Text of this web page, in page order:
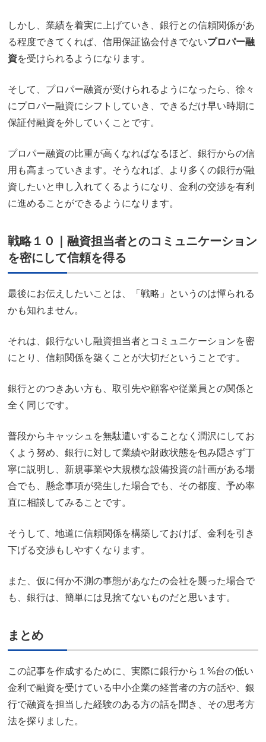
しかし、業績を着実に上げていき、銀行との信頼関係があ
る程度できてくれば、信用保証協会付きでないプロパー融
資を受けられるようになります。
そして、プロパー融資が受けられるようになったら、徐々
にプロパー融資にシフトしていき、できるだけ早い時期に
保証付融資を外していくことです。
プロパー融資の比重が高くなればなるほど、銀行からの信
用も高まっていきます。そうなれば、より多くの銀行が融
資したいと申し入れてくるようになり、金利の交渉を有利
に進めることができるようになります。
戦略１０｜融資担当者とのコミュニケーション
を密にして信頼を得る
最後にお伝えしたいことは、「戦略」というのは憚られる
かも知れません。
それは、銀行ないし融資担当者とコミュニケーションを密
にとり、信頼関係を築くことが大切だということです。
銀行とのつきあい方も、取引先や顧客や従業員との関係と
全く同じです。
普段からキャッシュを無駄遣いすることなく潤沢にしてお
くよう努め、銀行に対して業績や財政状態を包み隠さず丁
寧に説明し、新規事業や大規模な設備投資の計画がある場
合でも、懸念事項が発生した場合でも、その都度、予め率
直に相談してみることです。
そうして、地道に信頼関係を構築しておけば、金利を引き
下げる交渉もしやすくなります。
また、仮に何か不測の事態があなたの会社を襲った場合で
も、銀行は、簡単には見捨てないものだと思います。
まとめ
この記事を作成するために、実際に銀行から１%台の低い
金利で融資を受けている中小企業の経営者の方の話や、銀
行で融資を担当した経験のある方の話を聞き、その思考方
法を探りました。